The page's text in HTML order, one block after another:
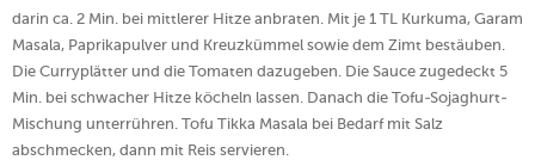
darin ca. 2 Min. bei mittlerer Hitze anbraten. Mit je 1 TL Kurkuma, Garam
Masala, Paprikapulver und Kreuzkümmel sowie dem Zimt bestäuben.
Die Curryplätter und die Tomaten dazugeben. Die Sauce zugedeckt 5
Min. bei schwacher Hitze köcheln lassen. Danach die Tofu-Sojaghurt-
Mischung unterrühren. Tofu Tikka Masala bei Bedarf mit Salz
abschmecken, dann mit Reis servieren.